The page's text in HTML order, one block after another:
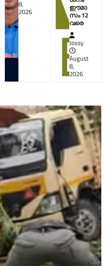
8,
2026
ഈമാ
സം 12
വരെ
Jossy
August
8,
2026